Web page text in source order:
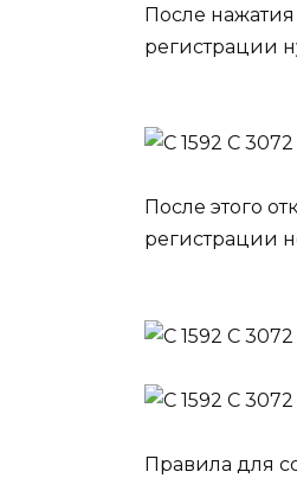
После
регистрации
После этого
регистрации
Правила для